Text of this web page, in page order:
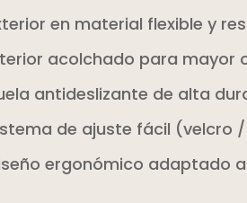
en material flexible y
acolchado para mayor
antideslizante de alta
de ajuste fácil (velcro
ergonómico adaptado